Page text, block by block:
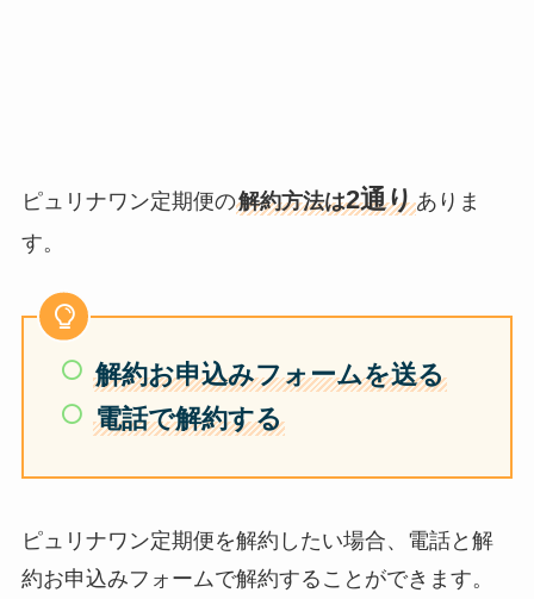
ピュリナワン定期便の解約方法は2通りありま
す。
解約お申込みフォームを送る
電話で解約する
ピュリナワン定期便を解約したい場合、電話と解
約お申込みフォームで解約することができます。